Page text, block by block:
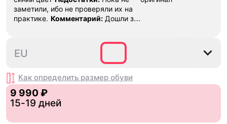
заметили, ибо не проверяли их на
практике. Комментарий: Дошли за
38
EU
Как определить размер обуви
9 990 ₽
15-19 дней